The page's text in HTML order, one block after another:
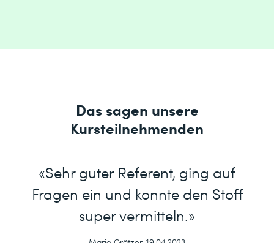
Das sagen unsere
Kursteilnehmenden
«Sehr guter Referent, ging auf
Fragen ein und konnte den Stoff
super vermitteln.»